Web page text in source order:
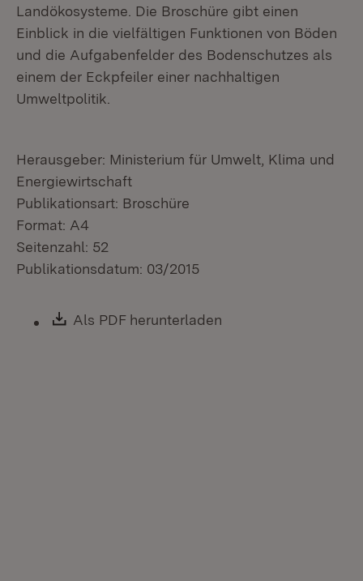
Landökosysteme. Die Broschüre gibt einen
Einblick in die vielfältigen Funktionen von Böden
und die Aufgabenfelder des Bodenschutzes als
einem der Eckpfeiler einer nachhaltigen
Umweltpolitik.
Herausgeber: Ministerium für Umwelt, Klima und
Energiewirtschaft
Publikationsart: Broschüre
Format: A4
Seitenzahl: 52
Publikationsdatum: 03/2015
Download:
Als PDF herunterladen